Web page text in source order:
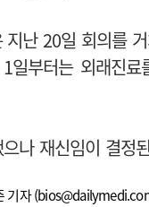
난 20일 회의를
일부터는 외래진
나 재신임이 결정
기자 (